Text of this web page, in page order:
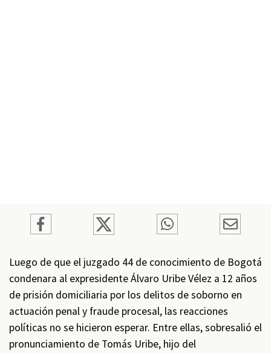
Luego de que el juzgado 44 de conocimiento de Bogotá
condenara al expresidente Álvaro Uribe Vélez a 12 años
de prisión domiciliaria por los delitos de soborno en
actuación penal y fraude procesal, las reacciones
políticas no se hicieron esperar. Entre ellas, sobresalió el
pronunciamiento de Tomás Uribe, hijo del